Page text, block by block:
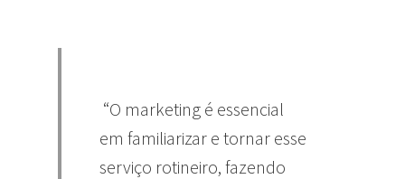
“O marketing é essencial
em familiarizar e tornar esse
serviço rotineiro, fazendo